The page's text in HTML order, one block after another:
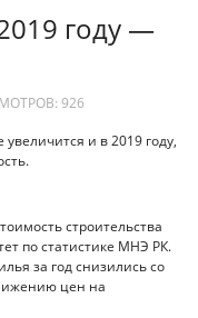
году —
926
и в 2019 году,
строительства
по статистике МНЭ РК.
за год снизились со
цен на